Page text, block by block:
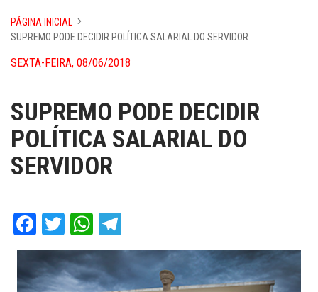
PÁGINA INICIAL
SUPREMO PODE DECIDIR POLÍTICA SALARIAL DO SERVIDOR
SEXTA-FEIRA, 08/06/2018
SUPREMO PODE DECIDIR
POLÍTICA SALARIAL DO
SERVIDOR
Facebook
TwitterWhatsApp